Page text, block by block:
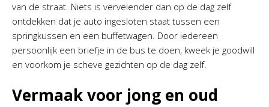
van de straat. Niets is vervelender dan op de dag zelf
ontdekken dat je auto ingesloten staat tussen een
springkussen en een buffetwagen. Door iedereen
persoonlijk een briefje in de bus te doen, kweek je goodwill
en voorkom je scheve gezichten op de dag zelf.
Vermaak voor jong en oud